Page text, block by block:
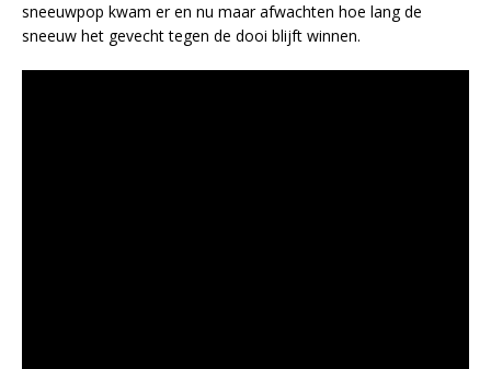
sneeuwpop kwam er en nu maar afwachten hoe lang de
sneeuw het gevecht tegen de dooi blijft winnen.